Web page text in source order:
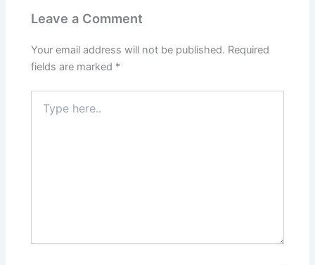
Leave a Comment
Your email address will not be published. Required
fields are marked *
here..